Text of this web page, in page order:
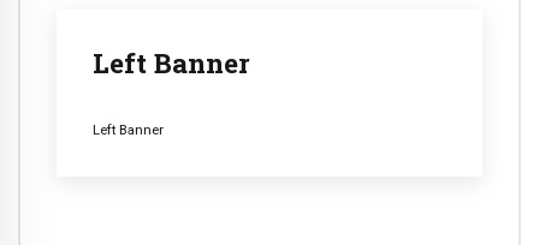
Left Banner
Left Banner